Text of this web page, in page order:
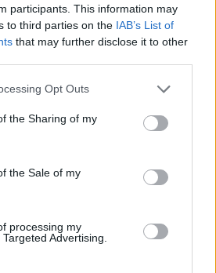
participants. This information may
to third parties on the IAB’s List of
that may further disclose it to other
app uses one or more Google
usage behaviour. You may click to
Google and its third-party tags to
specified purposes in below Google
Opt Outs
the Sharing of my
the Sale of my
processing my
Advertising.
majd ellátni energiával ez
Q Energy projektje lesz az új